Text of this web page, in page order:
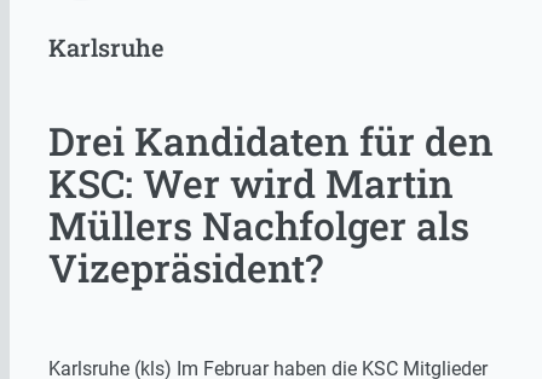
Karlsruhe
Drei Kandidaten für den
KSC: Wer wird Martin
Müllers Nachfolger als
Vizepräsident?
Karlsruhe (kls) Im Februar haben die KSC Mitglieder